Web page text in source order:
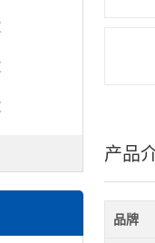
产品
品牌